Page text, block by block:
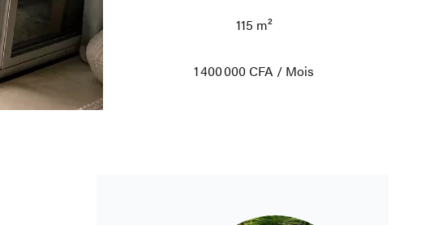
115 m²
1 400 000 CFA / Mois